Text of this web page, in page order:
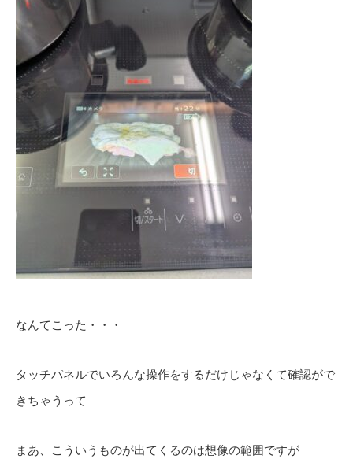
なんてこった・・・
タッチパネルでいろんな操作をするだけじゃなくて確認がで
きちゃうって
まあ、こういうものが出てくるのは想像の範囲ですが